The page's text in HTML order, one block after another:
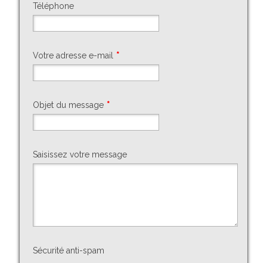
Téléphone
Votre adresse e-mail *
Objet du message *
Saisissez votre message
Sécurité anti-spam